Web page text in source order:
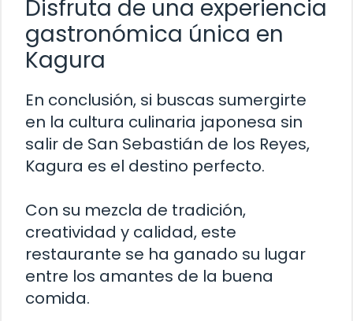
Disfruta de una experiencia
gastronómica única en
Kagura
En conclusión, si buscas sumergirte
en la cultura culinaria japonesa sin
salir de San Sebastián de los Reyes,
Kagura es el destino perfecto.
Con su mezcla de tradición,
creatividad y calidad, este
restaurante se ha ganado su lugar
entre los amantes de la buena
comida.